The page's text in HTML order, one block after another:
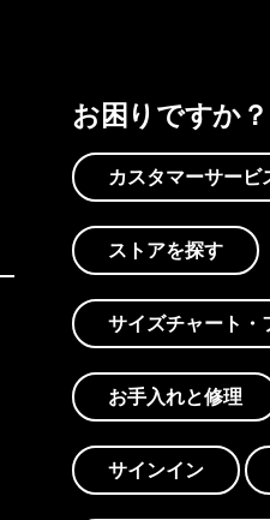
お困りですか？
カスタマーサービ
ストアを探す
サイズチャート・
お手入れと修理
サインイン